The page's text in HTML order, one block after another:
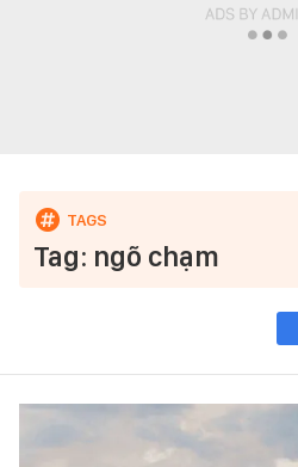
Tag: ngõ chạm